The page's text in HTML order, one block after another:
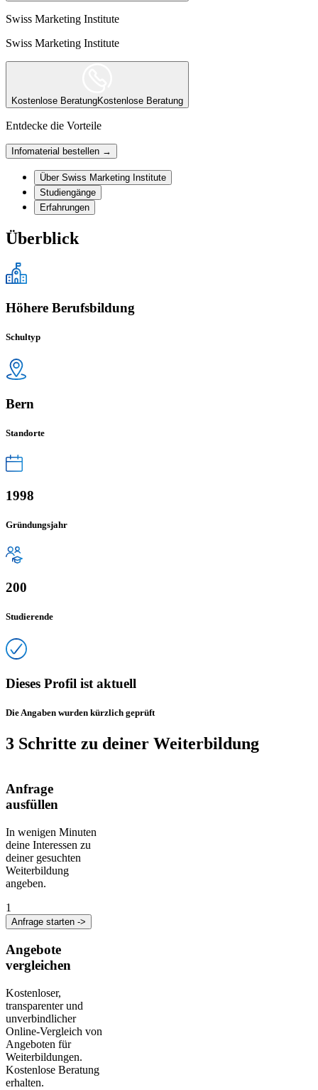
Swiss Marketing Institute
Swiss Marketing Institute
Kostenlose BeratungKostenlose Beratung
Entdecke die Vorteile
Infomaterial bestellen →
Über Swiss Marketing Institute
Studiengänge
Erfahrungen
Überblick
Höhere Berufsbildung
Schultyp
Bern
Standorte
1998
Gründungsjahr
200
Studierende
Dieses Profil ist aktuell
Die Angaben wurden kürzlich geprüft
3 Schritte zu deiner Weiterbildung
Anfrage
ausfüllen
In wenigen Minuten
deine Interessen zu
deiner gesuchten
Weiterbildung
angeben.
1
Anfrage starten ->
Angebote
vergleichen
Kostenloser,
transparenter und
unverbindlicher
Online-Vergleich von
Angeboten für
Weiterbildungen.
Kostenlose Beratung
erhalten.